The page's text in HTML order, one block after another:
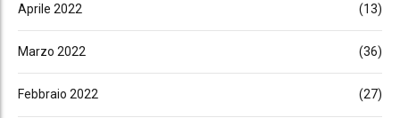
Aprile 2022 (13)
Marzo 2022 (36)
Febbraio 2022 (27)